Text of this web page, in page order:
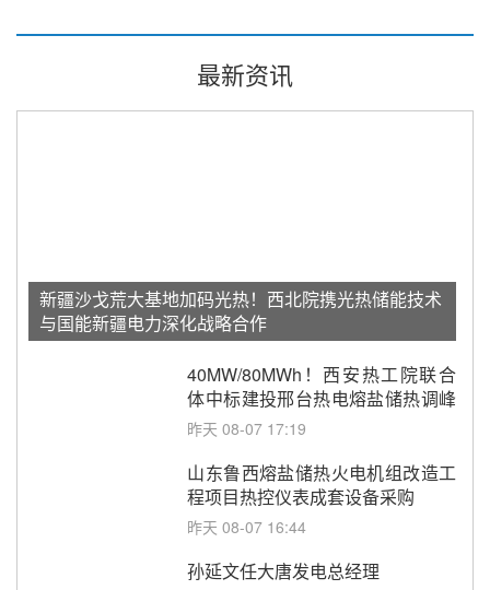
最新资讯
新疆沙戈荒大基地加码光热！西北院携光热储能技术
与国能新疆电力深化战略合作
40MW/80MWh！西安热工院联合
体中标建投邢台热电熔盐储热调峰
调频改造EPC项目
昨天 08-07 17:19
山东鲁西熔盐储热火电机组改造工
程项目热控仪表成套设备采购
昨天 08-07 16:44
孙延文任大唐发电总经理